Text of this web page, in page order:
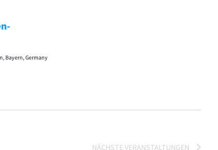
Bayern, Germany
NÄCHSTE VERANSTALTUNGEN